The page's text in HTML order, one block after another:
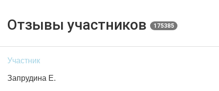
Отзывы участников 175385
Участник
Запрудина Е.